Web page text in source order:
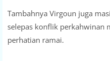
Tambahnya Virgoun juga
selepas konflik perkahwinan
perhatian ramai.